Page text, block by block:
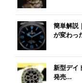
簡単解説
が変わっ
新型デイ
発売...